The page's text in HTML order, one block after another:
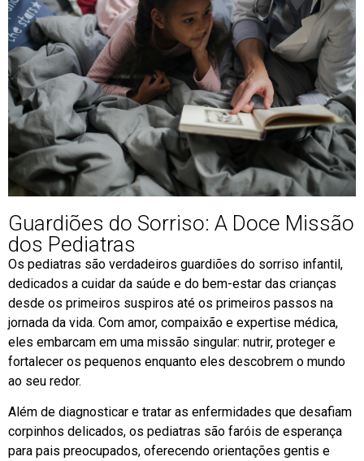
Guardiões do Sorriso: A Doce Missão
dos Pediatras
Os pediatras são verdadeiros guardiões do sorriso infantil,
dedicados a cuidar da saúde e do bem-estar das crianças
desde os primeiros suspiros até os primeiros passos na
jornada da vida. Com amor, compaixão e expertise médica,
eles embarcam em uma missão singular: nutrir, proteger e
fortalecer os pequenos enquanto eles descobrem o mundo
ao seu redor.
Além de diagnosticar e tratar as enfermidades que desafiam
corpinhos delicados, os pediatras são faróis de esperança
para pais preocupados, oferecendo orientações gentis e